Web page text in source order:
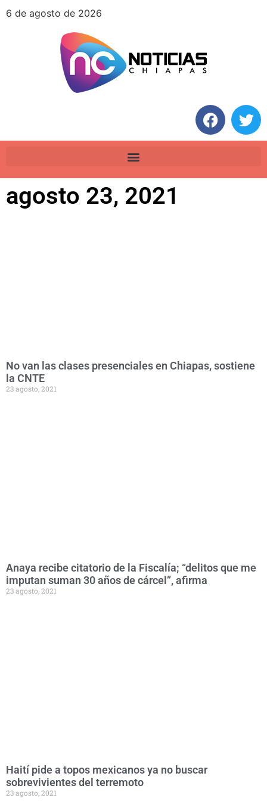
6 de agosto de 2026
agosto 23, 2021
No van las clases presenciales en Chiapas, sostiene
la CNTE
23 agosto, 2021
Anaya recibe citatorio de la Fiscalía; “delitos que me
imputan suman 30 años de cárcel”, afirma
23 agosto, 2021
Haití pide a topos mexicanos ya no buscar
sobrevivientes del terremoto
23 agosto, 2021